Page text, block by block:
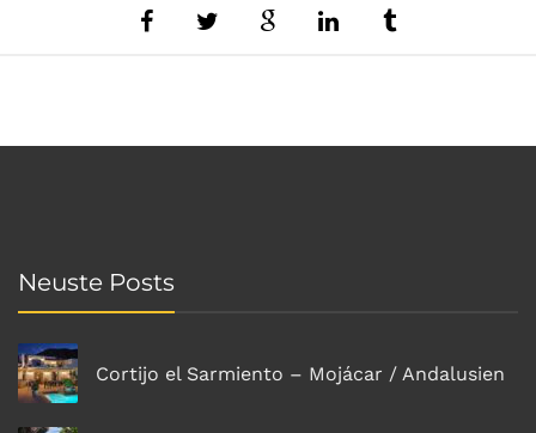
Neuste Posts
Cortijo el Sarmiento – Mojácar / Andalusien